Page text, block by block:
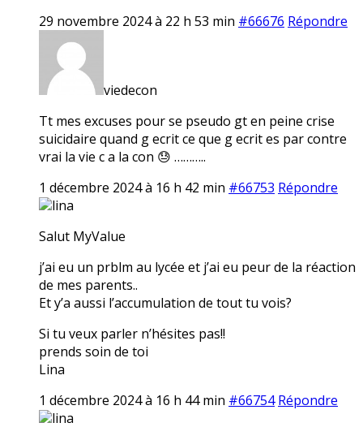
29 novembre 2024 à 22 h 53 min #66676 Répondre
viedecon
Tt mes excuses pour se pseudo gt en peine crise
suicidaire quand g ecrit ce que g ecrit es par contre
vrai la vie c a la con 😓 ………..
1 décembre 2024 à 16 h 42 min #66753 Répondre
lina
Salut MyValue
j’ai eu un prblm au lycée et j’ai eu peur de la réaction
de mes parents..
Et y’a aussi l’accumulation de tout tu vois?
Si tu veux parler n’hésites pas!!
prends soin de toi
Lina
1 décembre 2024 à 16 h 44 min #66754 Répondre
lina